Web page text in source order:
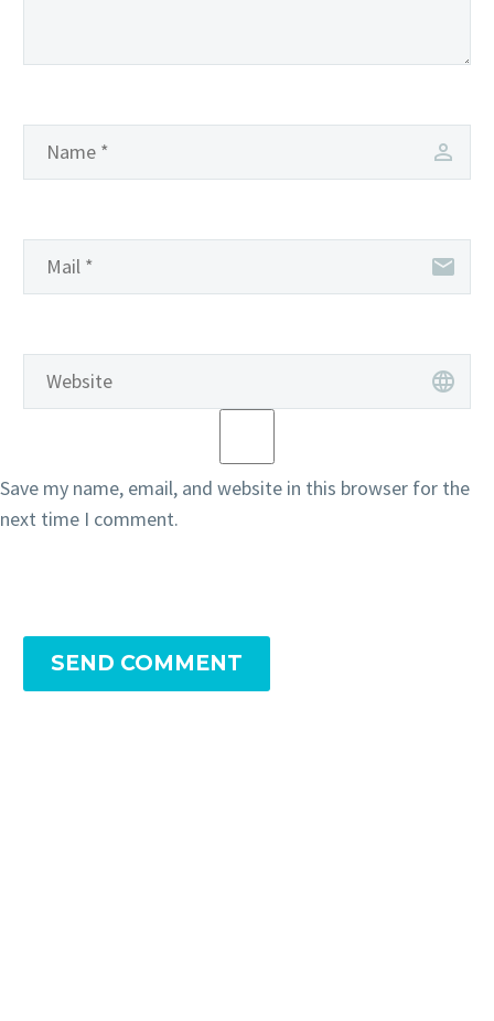
Save my name, email, and website in this browser for the
next time I comment.
SEND COMMENT